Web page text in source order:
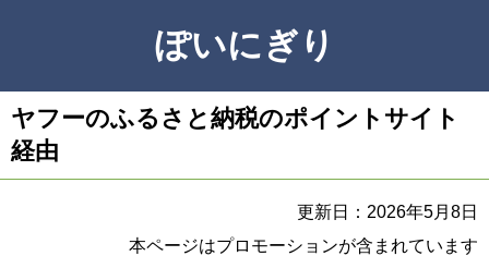
ぽいにぎり
ヤフーのふるさと納税のポイントサイト
経由
更新日：2026年5月8日
本ページはプロモーションが含まれています